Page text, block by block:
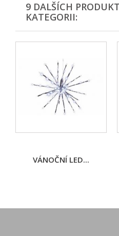
9 DALŠÍCH
KATEGORII:
VÁNOČNÍ LED...